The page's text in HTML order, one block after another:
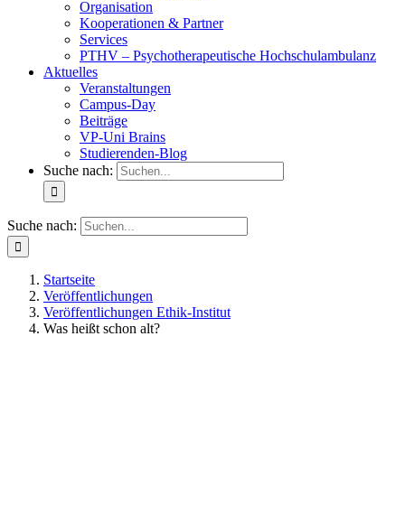
Organisation
Kooperationen & Partner
Services
PTHV – Psychotherapeutische Hochschulambulanz
Aktuelles
Veranstaltungen
Campus-Day
Beiträge
VP-Uni Brains
Studierenden-Blog
Suche nach:
Suche nach:
Startseite
Veröffentlichungen
Veröffentlichungen Ethik-Institut
Was heißt schon alt?